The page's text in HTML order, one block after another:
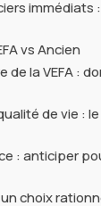
immédiats
vs Ancien
de la VEFA :
de vie :
: anticiper
choix